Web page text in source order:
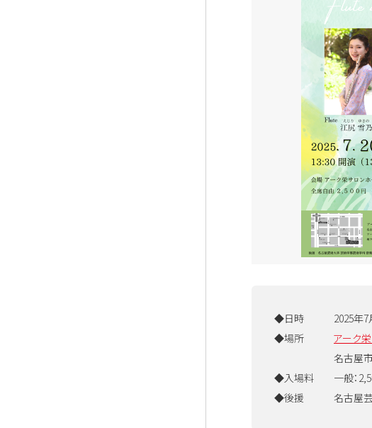
◆日時 2025年7月20
◆場所 アーク
名古屋市中区栄
◆入場料 一般：
◆後援 名古屋芸術